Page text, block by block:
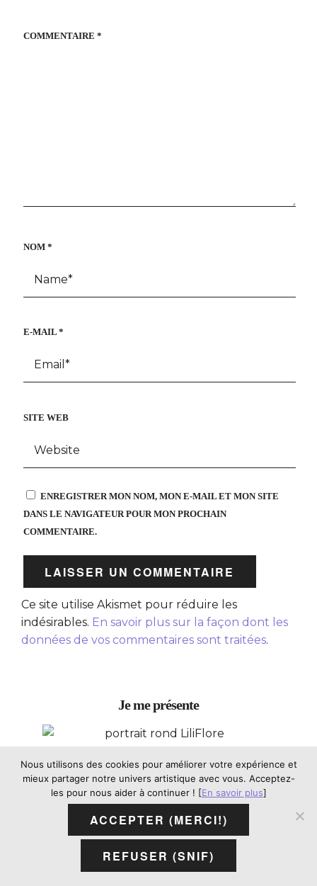
COMMENTAIRE *
NOM *
E-MAIL *
SITE WEB
ENREGISTRER MON NOM, MON E-MAIL ET MON SITE
DANS LE NAVIGATEUR POUR MON PROCHAIN
COMMENTAIRE.
Ce site utilise Akismet pour réduire les
indésirables. En savoir plus sur la façon dont les
données de vos commentaires sont traitées.
Je me présente
Bonjour et bienvenue sur mon blog!
Je m'appelle Aurélie mais tout le monde
LiliFlore. Vous trouverez ici autant des
que des réflexions sur l'art. J'adore vous
Nous utilisons des cookies pour améliorer votre expérience et
mieux partager notre univers artistique avec vous. Acceptez-
les pour nous aider à continuer ! [En savoir plus]
ACCEPTER (MERCI!)
REFUSER (SNIF)